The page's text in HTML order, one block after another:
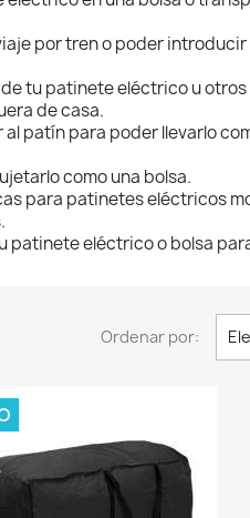
por tren o poder introducir
tu patinete eléctrico u
de casa.
patín para poder llevarlo
como una bolsa.
para patinetes eléctricos
patinete eléctrico o bolsa
Ordenar por: